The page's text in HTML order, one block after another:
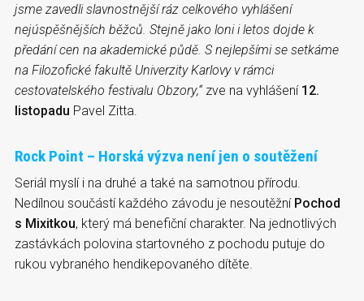
jsme zavedli slavnostnější ráz celkového vyhlášení
nejúspěšnějších běžců. Stejně jako loni i letos dojde k
předání cen na akademické půdě. S nejlepšími se setkáme
na Filozofické fakultě Univerzity Karlovy v rámci
cestovatelského festivalu Obzory,“zve na vyhlášení12.
listopadu Pavel Zitta.
Rock Point – Horská výzva není jen o soutěžení
Seriál myslí i na druhé a také na samotnou přírodu.
Nedílnou součástí každého závodu je nesoutěžní Pochod
s Mixitkou, který má benefiční charakter. Na jednotlivých
zastávkách polovina startovného z pochodu putuje do
rukou vybraného hendikepovaného dítěte.